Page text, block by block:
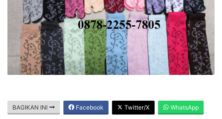
BAGIKAN INI Facebook Twitter/X WhatsApp